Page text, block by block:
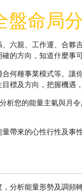
盤命局
六親、工作運、合
的方向，知道什麼事
何種事業模式等。讓
標及方向，把握機遇
您的能量主氣與月
帶來的心性行性及事
分析能量形勢及調頻轉